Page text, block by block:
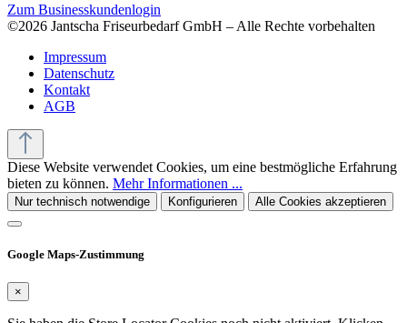
Zum Businesskundenlogin
©2026 Jantscha Friseurbedarf GmbH – Alle Rechte vorbehalten
Impressum
Datenschutz
Kontakt
AGB
Diese Website verwendet Cookies, um eine bestmögliche Erfahrung
bieten zu können. Mehr Informationen ...
Nur technisch notwendige Konfigurieren Alle Cookies akzeptieren
Google Maps-Zustimmung
×